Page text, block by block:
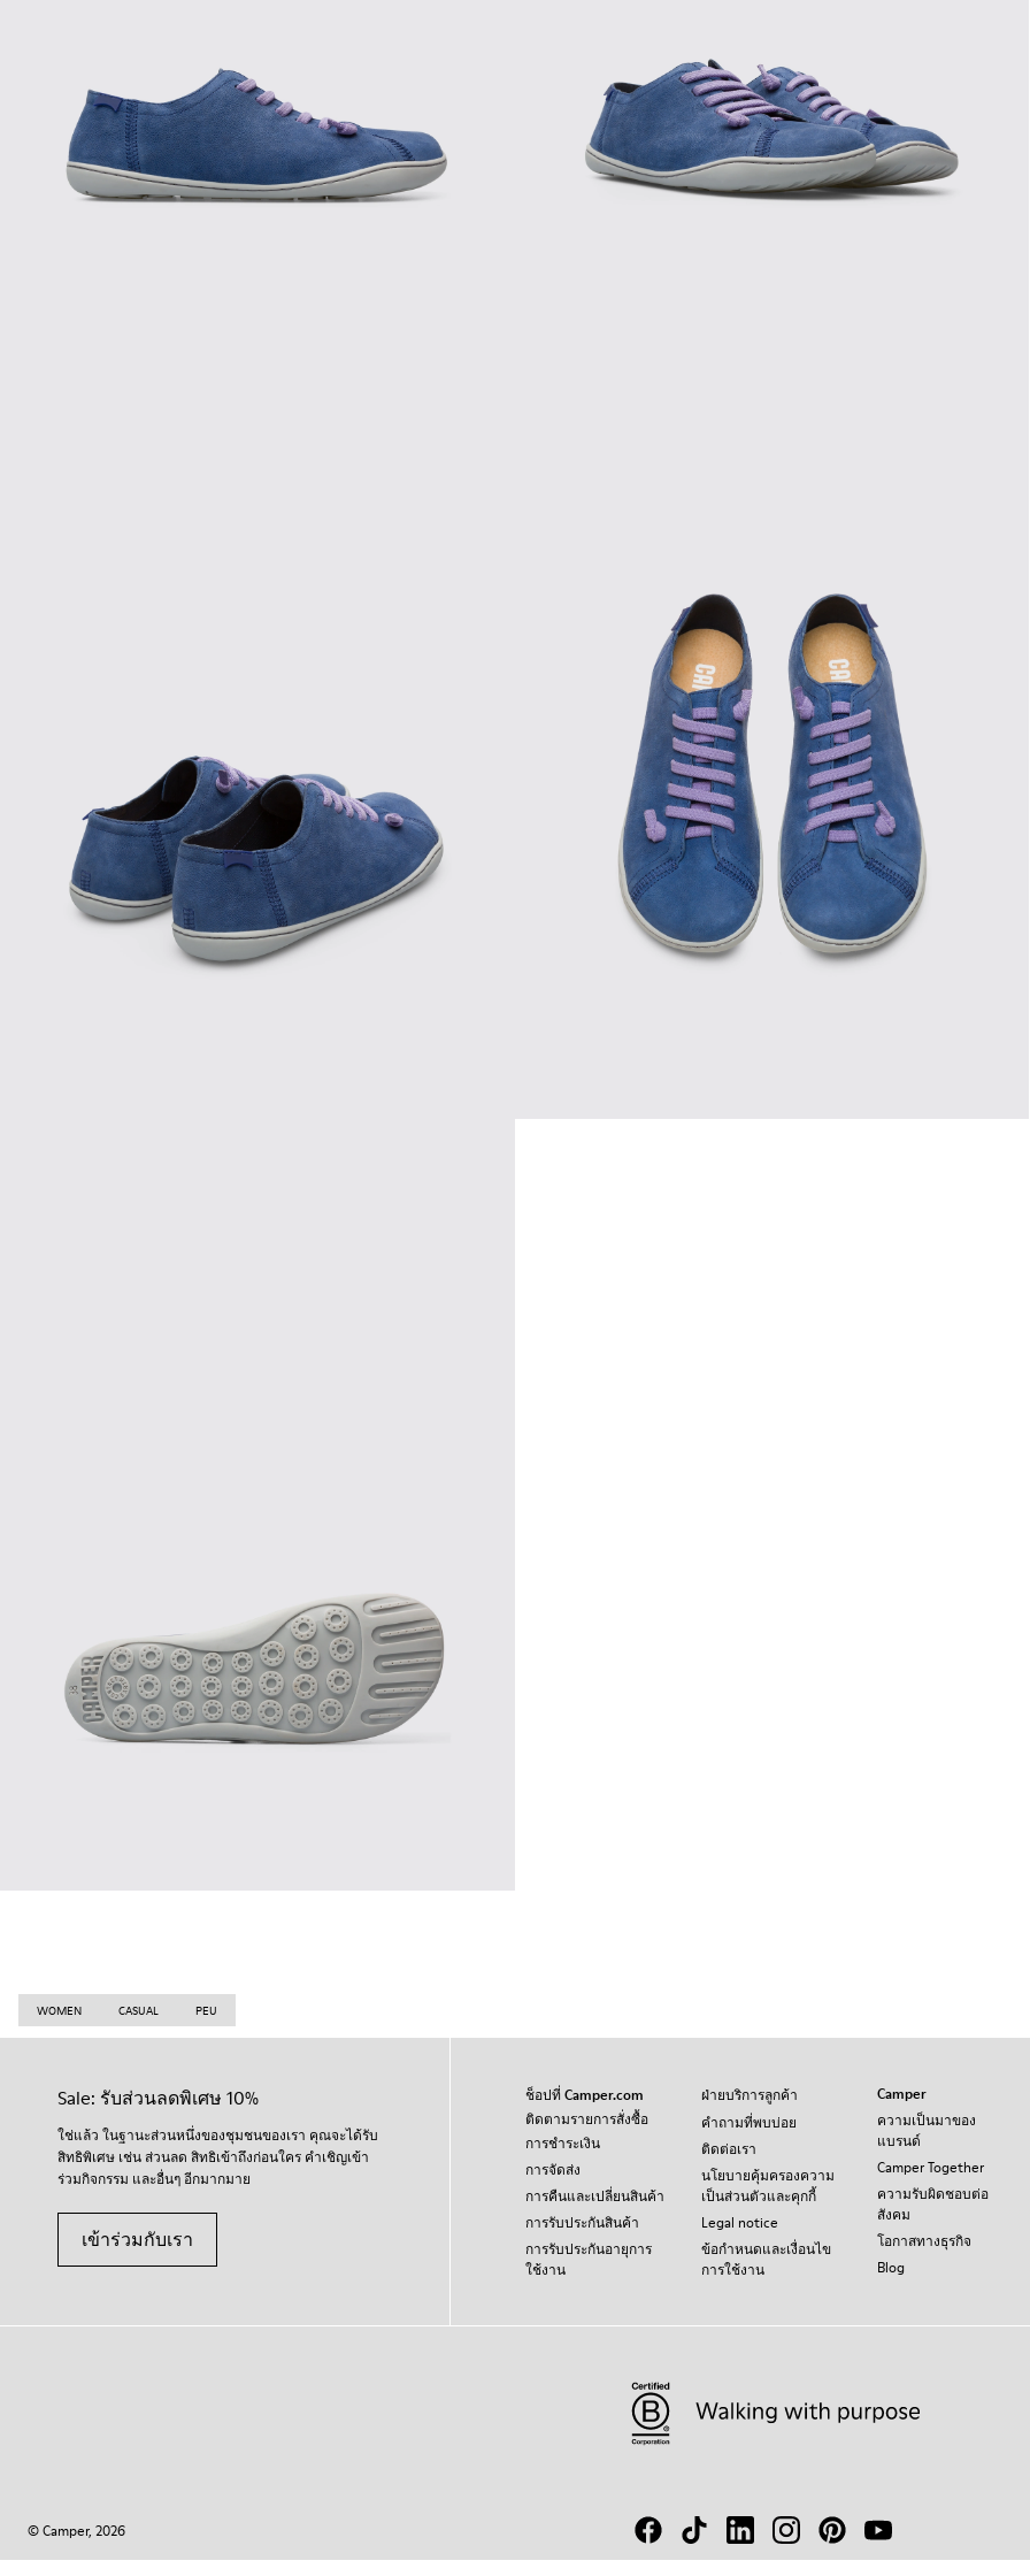
WOMEN CASUAL PEU
Sale: รับส่วนลดพิเศษ 10%
ใช่แล้ว ในฐานะส่วนหนึ่งของชุมชนของเรา คุณจะได้รับ
สิทธิพิเศษ เช่น ส่วนลด สิทธิเข้าถึงก่อนใคร คำเชิญเข้า
ร่วมกิจกรรม และอื่นๆ อีกมากมาย
เข้าร่วมกับเรา
ช็อปที่ Camper.com
ติดตามรายการสั่งซื้อ
การชำระเงิน
การจัดส่ง
การคืนและเปลี่ยนสินค้า
การรับประกันสินค้า
การรับประกันอายุการ
ใช้งาน
ฝ่ายบริการลูกค้า
คำถามที่พบบ่อย
ติดต่อเรา
นโยบายคุ้มครองความ
เป็นส่วนตัวและคุกกี้
Legal notice
ข้อกำหนดและเงื่อนไข
การใช้งาน
Camper
ความเป็นมาของ
แบรนด์
Camper Together
ความรับผิดชอบต่อ
สังคม
โอกาสทางธุรกิจ
Blog
© Camper, 2026